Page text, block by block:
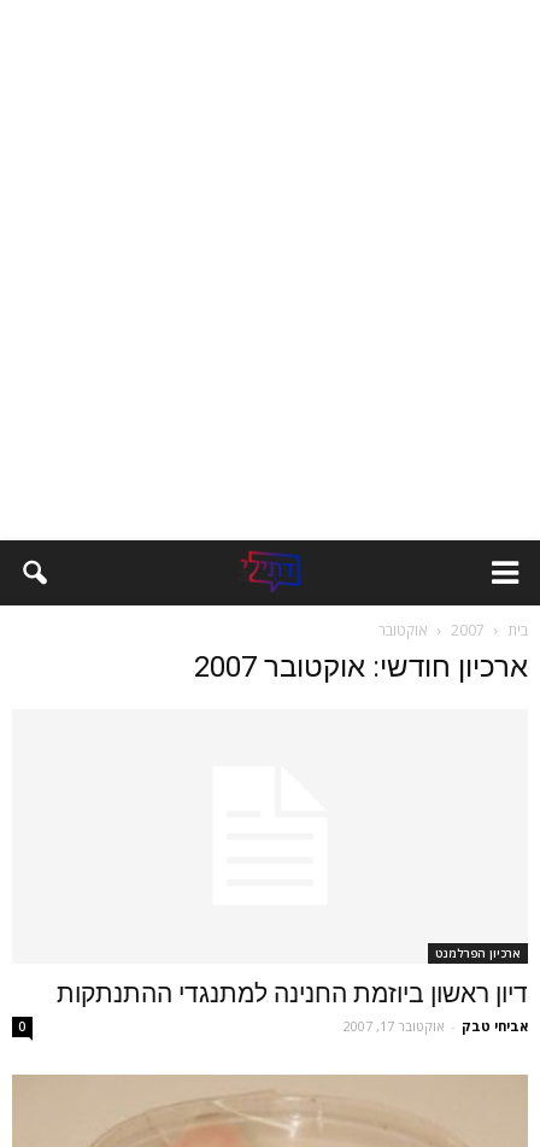
בית 2007 אוקטובר
ארכיון חודשי: אוקטובר 2007
ארכיון הפרלמנט
דיון ראשון ביוזמת החנינה למתנגדי ההתנתקות
אביחי טבק - אוקטובר 17, 2007 0